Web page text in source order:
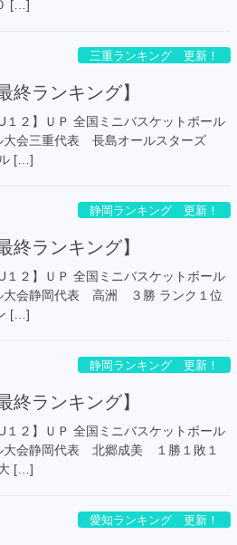
[…]
三重ランキング 更新！
終ランキング】
２】ＵＰ 全国ミニバスケットボール
大会三重代表 長島オールスターズ
[…]
静岡ランキング 更新！
終ランキング】
２】ＵＰ 全国ミニバスケットボール
大会静岡代表 高洲 ３勝 ランク１位
[…]
静岡ランキング 更新！
終ランキング】
２】ＵＰ 全国ミニバスケットボール
大会静岡代表 北郷成美 １勝１敗１
[…]
愛知ランキング 更新！